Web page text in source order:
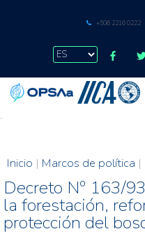
+506 2216 0222
.
Inicio | Marcos de política |
Decreto Nº 163/
la forestación,
protección del